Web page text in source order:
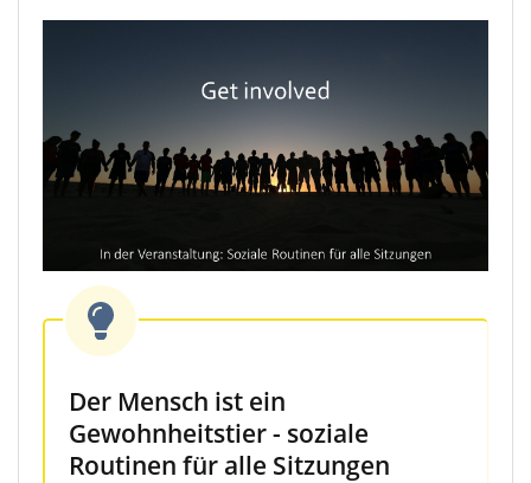
Der Mensch ist ein
Gewohnheitstier - soziale
Routinen für alle Sitzungen